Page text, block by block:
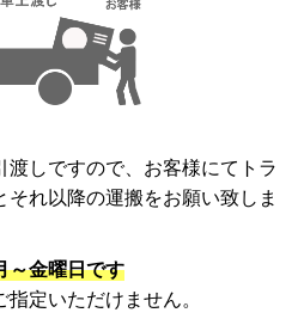
渡しですので、お客様にてトラ
それ以降の運搬をお願い致しま
～金曜日です
定いただけません。